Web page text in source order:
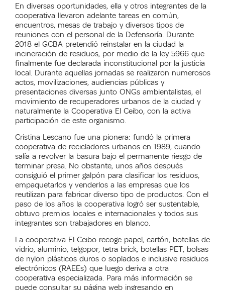
En diversas oportunidades, ella y otros integrantes de la
cooperativa llevaron adelante tareas en común,
encuentros, mesas de trabajo y diversos tipos de
reuniones con el personal de la Defensoría. Durante
2018 el GCBA pretendió reinstalar en la ciudad la
incineración de residuos, por medio de la ley 5966 que
finalmente fue declarada inconstitucional por la justicia
local. Durante aquellas jornadas se realizaron numerosos
actos, movilizaciones, audiencias públicas y
presentaciones diversas junto ONGs ambientalistas, el
movimiento de recuperadores urbanos de la ciudad y
naturalmente la Cooperativa El Ceibo, con la activa
participación de este organismo.
Cristina Lescano fue una pionera: fundó la primera
cooperativa de recicladores urbanos en 1989, cuando
salía a revolver la basura bajo el permanente riesgo de
terminar presa. No obstante, unos años después
consiguió el primer galpón para clasificar los residuos,
empaquetarlos y venderlos a las empresas que los
reutilizan para fabricar diverso tipo de productos. Con el
paso de los años la cooperativa logró ser sustentable,
obtuvo premios locales e internacionales y todos sus
integrantes son trabajadores en blanco.
La cooperativa El Ceibo recoge papel, cartón, botellas de
vidrio, aluminio, telgopor, tetra brick, botellas PET, bolsas
de nylon plásticos duros o soplados e inclusive residuos
electrónicos (RAEEs) que luego deriva a otra
cooperativa especializada. Para más información se
puede consultar su página web ingresando en